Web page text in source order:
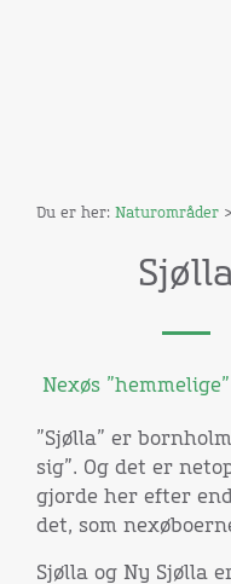
Du er her: Naturområder
Nexøs
”Sjølla” er
sig”. Og det er
gjorde her efter
det, som
Sjølla og Ny Sjølla